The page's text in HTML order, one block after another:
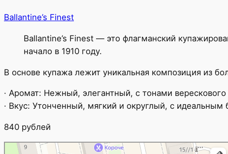
Ballantine’s Finest
Ballantine’s Finest — это флагманский
начало в 1910 году.
В основе купажа лежит уникальная композиция из
· Аромат: Нежный, элегантный, с тонами
· Вкус: Утонченный, мягкий и округлый, с
840 рублей